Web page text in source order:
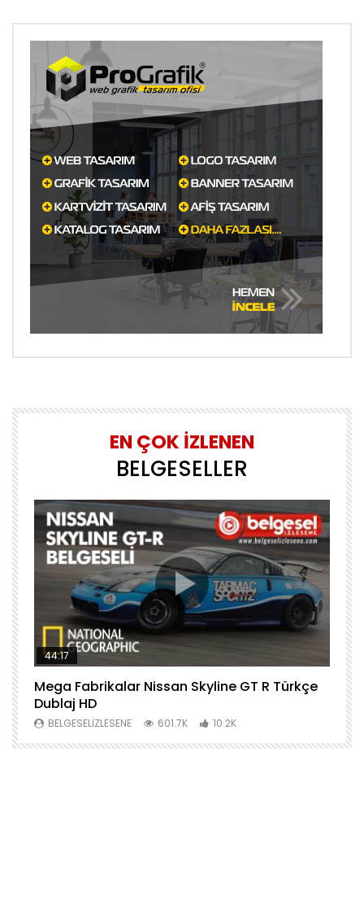
EN ÇOK İZLENEN
BELGESELLER
44:17
Mega Fabrikalar Nissan Skyline GT R Türkçe
Dublaj HD
BELGESELIZLESENE 601.7K 10.2K